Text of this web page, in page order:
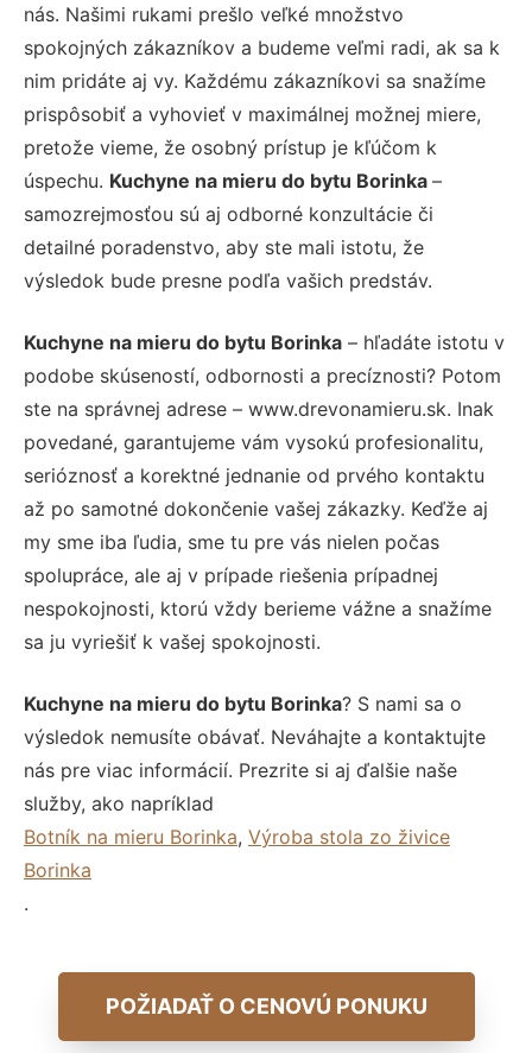
nás. Našimi rukami prešlo veľké množstvo
spokojných zákazníkov a budeme veľmi radi, ak sa k
nim pridáte aj vy. Každému zákazníkovi sa snažíme
prispôsobiť a vyhovieť v maximálnej možnej miere,
pretože vieme, že osobný prístup je kľúčom k
úspechu. Kuchyne na mieru do bytu Borinka –
samozrejmosťou sú aj odborné konzultácie či
detailné poradenstvo, aby ste mali istotu, že
výsledok bude presne podľa vašich predstáv.
Kuchyne na mieru do bytu Borinka – hľadáte istotu v
podobe skúseností, odbornosti a precíznosti? Potom
ste na správnej adrese – www.drevonamieru.sk. Inak
povedané, garantujeme vám vysokú profesionalitu,
serióznosť a korektné jednanie od prvého kontaktu
až po samotné dokončenie vašej zákazky. Keďže aj
my sme iba ľudia, sme tu pre vás nielen počas
spolupráce, ale aj v prípade riešenia prípadnej
nespokojnosti, ktorú vždy berieme vážne a snažíme
sa ju vyriešiť k vašej spokojnosti.
Kuchyne na mieru do bytu Borinka? S nami sa o
výsledok nemusíte obávať. Neváhajte a kontaktujte
nás pre viac informácií. Prezrite si aj ďalšie naše
služby, ako napríklad
Botník na mieru Borinka, Výroba stola zo živice
Borinka
.
POŽIADAŤ O CENOVÚ PONUKU